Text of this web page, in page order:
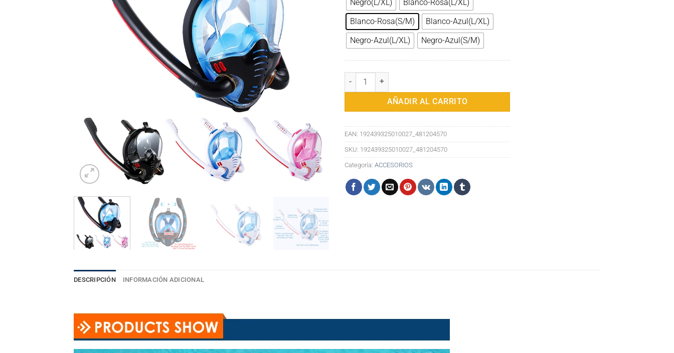
Negro(L/XL)
Blanco-Rosa(L/XL)
Blanco-Rosa(S/M)
Blanco-Azul(L/XL)
Negro-Azul(L/XL)
Negro-Azul(S/M)
Gafas Tubo Doble Snorkeling Máscara Gafas de Buceo Amplio Campo de Visión Silicona Completa
AÑADIR AL CARRITO
EAN: 192439325010027_481204570
SKU: 192439325010027_481204570
Categoría: ACCESORIOS
DESCRIPCIÓN INFORMACIÓN ADICIONAL